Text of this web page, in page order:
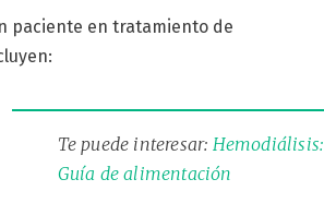
paciente en tratamiento de
Te puede interesar: Hemodiálisis:
Guía de alimentación